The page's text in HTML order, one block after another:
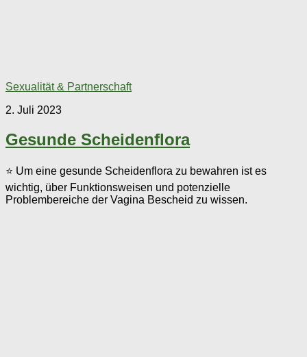
Sexualität & Partnerschaft
2. Juli 2023
Gesunde Scheidenflora
⭐ Um eine gesunde Scheidenflora zu bewahren ist es
wichtig, über Funktionsweisen und potenzielle
Problembereiche der Vagina Bescheid zu wissen.